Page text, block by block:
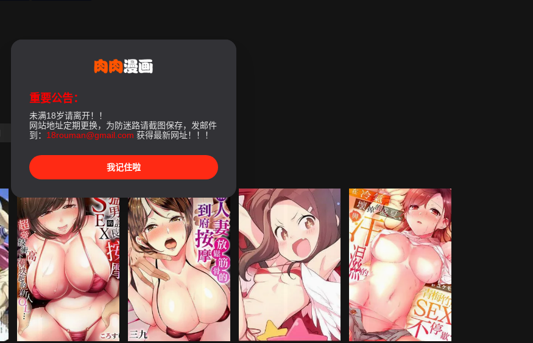
重要公告：
未满18岁请离开！！
网站地址定期更换，为防迷路请截图保存，发邮件
到： 18rouman@gmail.com 获得最新网址！！！
我记住啦